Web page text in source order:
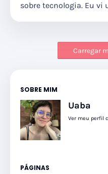
sobre tecnologia. Eu vi
Carregar
SOBRE MIM
Uaba
Ver meu perfil
PÁGINAS